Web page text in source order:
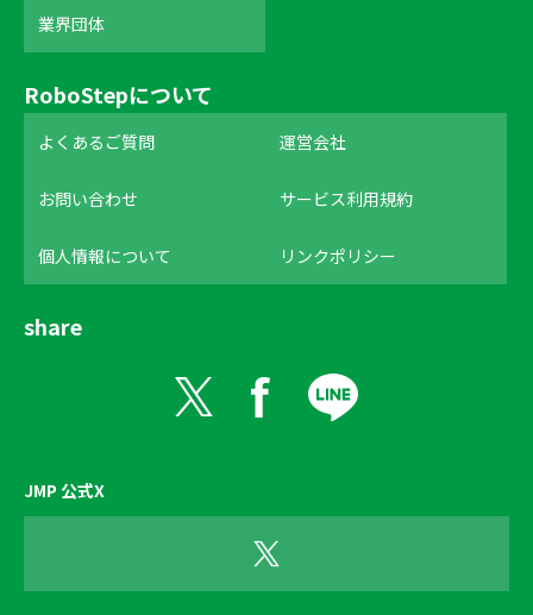
業界団体
RoboStepについて
よくあるご質問 運営会社
お問い合わせ サービス利用規約
個人情報について リンクポリシー
share
JMP 公式X